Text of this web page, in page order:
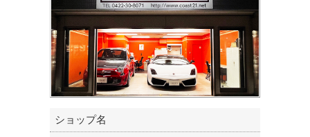
ショップ名